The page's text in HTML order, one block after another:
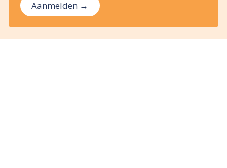
Aanmelden →